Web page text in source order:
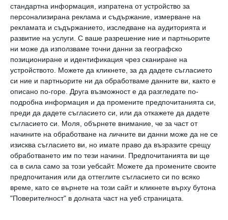
стандартна информация, изпратена от устройство за
персонализирана реклама и съдържание, измерване на
рекламата и съдържанието, изследване на аудиторията и
развитие на услуги. С ваше разрешение ние и партньорите
ни може да използваме точни данни за географско
позициониране и идентификация чрез сканиране на
устройството. Можете да кликнете, за да дадете съгласието
си ние и партньорите ни да обработваме данните ви, както е
описано по-горе. Друга възможност е да разгледате по-
подробна информация и да промените предпочитанията си,
преди да дадете съгласието си, или да откажете да дадете
съгласието си.
Моля, обърнете внимание, че за част от
начините на обработване на личните ви данни може да не се
изисква съгласието ви, но имате право да възразите срещу
обработването им по тези начини. Предпочитанията ви ще
са в сила само за този уебсайт. Можете да промените своите
предпочитания или да оттеглите съгласието си по всяко
време, като се върнете на този сайт и кликнете върху бутона
"Поверителност" в долната част на уеб страницата.
Здраве
Ръст и тегло на бебето до 1 година
Какви са нормите месец по месец и на какво може
да се дължат отклоненията от тях
07 август 2019 г.